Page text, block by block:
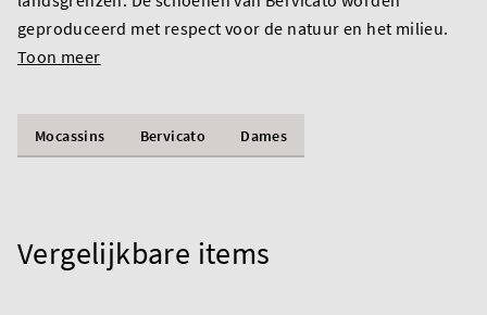
geproduceerd met respect voor de natuur en het milieu.
Toon meer
Mocassins Bervicato Dames
Vergelijkbare items